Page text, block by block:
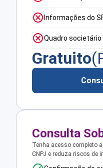
Informações do
Quadro
Gratuito
Consulta
Tenha acesso completo
CNPJ e reduza riscos de